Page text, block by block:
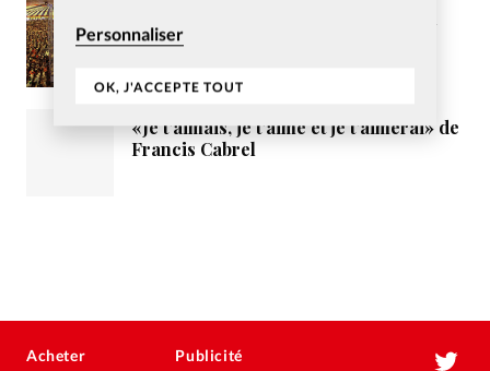
Personnaliser
OK, J'ACCEPTE TOUT
Pour un consensus entre les élus du
Loiret et la mission évangélique
«Je t’aimais, je t’aime et je t’aimerai» de
Francis Cabrel
Acheter Publicité